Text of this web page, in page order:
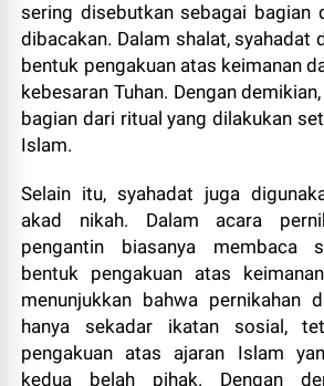
sering disebutkan sebagai bagian
dibacakan. Dalam shalat, syahadat
bentuk pengakuan atas keimanan
kebesaran Tuhan. Dengan
bagian dari ritual yang dilakukan
Islam.
Selain itu, syahadat juga
akad nikah. Dalam acara
pengantin biasanya membaca
bentuk pengakuan atas
menunjukkan bahwa pernikahan
hanya sekadar ikatan sosial,
pengakuan atas ajaran Islam
kedua belah pihak. Dengan